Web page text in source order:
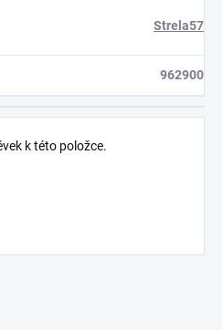
Strela57
962900
k této položce.